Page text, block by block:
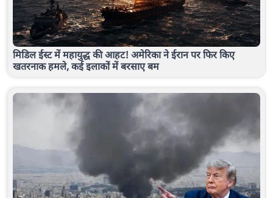
मिडिल ईस्ट में महायुद्ध की आहट! अमेरिका ने ईरान पर फिर किए
खतरनाक हमले, कई इलाकों में बरसाए बम